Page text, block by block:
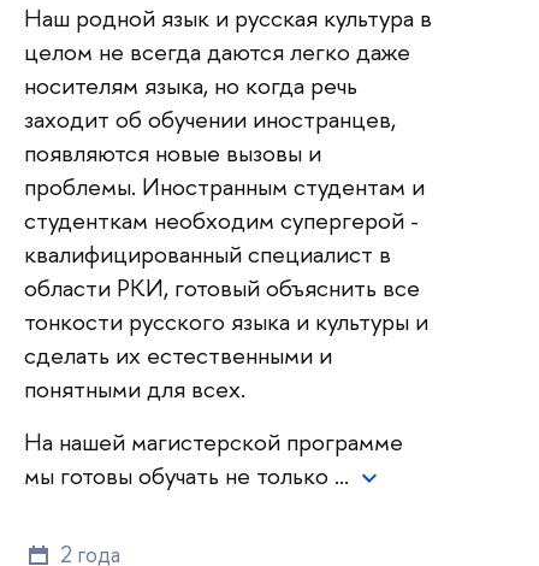
Наш родной язык и русская культура в
целом не всегда даются легко даже
носителям языка, но когда речь
заходит об обучении иностранцев,
появляются новые вызовы и
проблемы. Иностранным студентам и
студенткам необходим супергерой -
квалифицированный специалист в
области РКИ, готовый объяснить все
тонкости русского языка и культуры и
сделать их естественными и
понятными для всех.
На нашей магистерской программе
мы готовы обучать не только …
2 года